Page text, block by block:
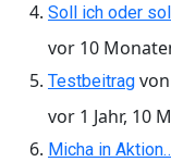
Soll ich oder
vor 10
Testbeitrag von
vor 1 Jahr, 10
Micha in